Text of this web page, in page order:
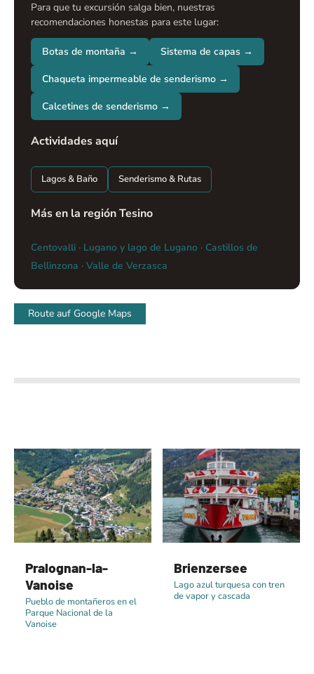
Para que tu excursión salga bien, nuestras
recomendaciones honestas para este lugar:
Botas de montaña → Sistema de capas →
Chaqueta impermeable de senderismo →
Calcetines de senderismo →
Actividades aquí
Lagos & Baño Senderismo & Rutas
Más en la región Tesino
Centovalli · Lugano y lago de Lugano · Castillos de
Bellinzona · Valle de Verzasca
Route auf Google Maps
Pralognan-la-
Vanoise
Pueblo de montañeros en el
Parque Nacional de la
Vanoise
Brienzersee
Lago azul turquesa con tren
de vapor y cascada